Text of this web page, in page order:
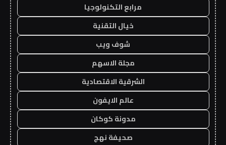
مرابع التكنولوجيا
خيال التقنية
شوف ويب
مجلة الاسهم
الشرقية الاقتصادية
عالم الايفون
مدونة كوكان
صحيفة نهج